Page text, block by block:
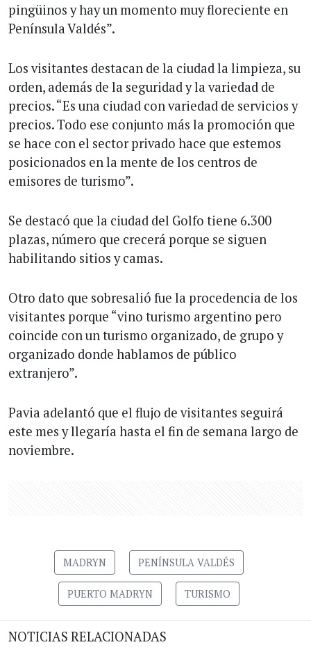
pingüinos y hay un momento muy floreciente en
Península Valdés”.
Los visitantes destacan de la ciudad la limpieza, su
orden, además de la seguridad y la variedad de
precios. “Es una ciudad con variedad de servicios y
precios. Todo ese conjunto más la promoción que
se hace con el sector privado hace que estemos
posicionados en la mente de los centros de
emisores de turismo”.
Se destacó que la ciudad del Golfo tiene 6.300
plazas, número que crecerá porque se siguen
habilitando sitios y camas.
Otro dato que sobresalió fue la procedencia de los
visitantes porque “vino turismo argentino pero
coincide con un turismo organizado, de grupo y
organizado donde hablamos de público
extranjero”.
Pavia adelantó que el flujo de visitantes seguirá
este mes y llegaría hasta el fin de semana largo de
noviembre.
MADRYN PENÍNSULA VALDÉS
PUERTO MADRYN TURISMO
NOTICIAS RELACIONADAS